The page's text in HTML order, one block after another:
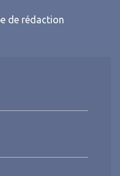
de rédaction